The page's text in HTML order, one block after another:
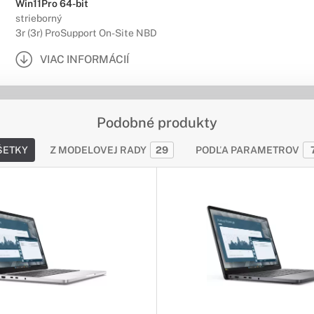
Win11Pro 64-bit
strieborný
3r (3r) ProSupport On-Site NBD
VIAC INFORMÁCIÍ
Podobné produkty
Z MODELOVEJ RADY 29 PODĽA PARAMETROV